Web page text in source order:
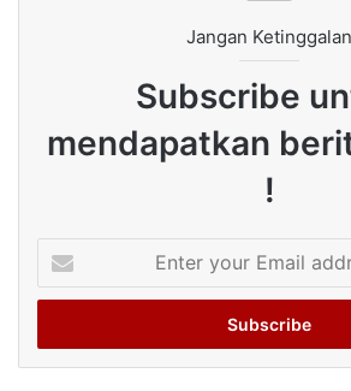
Jangan Ketinggalan
Subscribe
mendapatkan
!
your
Email